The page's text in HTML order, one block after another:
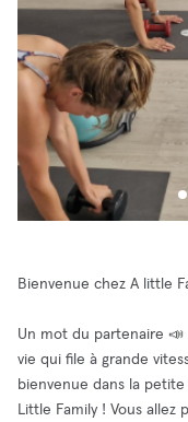
Bienvenue chez A little
Un mot du partenaire
vie qui file à grande
bienvenue dans la
Little Family ! Vous allez